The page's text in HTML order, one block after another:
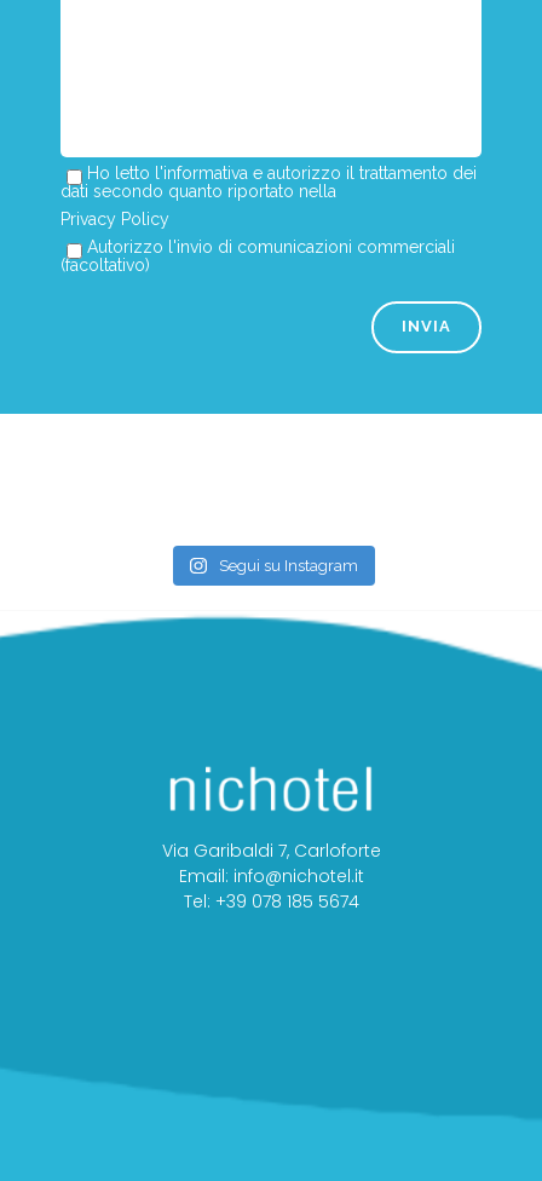
Ho letto l'informativa e autorizzo il trattamento dei
dati secondo quanto riportato nella
Privacy Policy
Autorizzo l'invio di comunicazioni commerciali
(facoltativo)
Segui su Instagram
Via Garibaldi 7, Carloforte
Email: info@nichotel.it
Tel: +39 078 185 5674